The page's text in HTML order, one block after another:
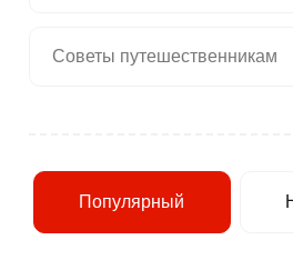
Советы путешественникам
Популярный